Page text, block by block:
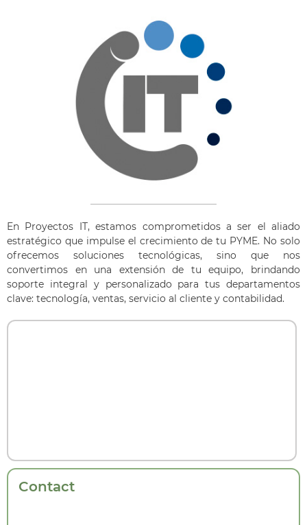
En Proyectos IT, estamos comprometidos a ser el aliado
estratégico que impulse el crecimiento de tu PYME. No solo
ofrecemos soluciones tecnológicas, sino que nos
convertimos en una extensión de tu equipo, brindando
soporte integral y personalizado para tus departamentos
clave: tecnología, ventas, servicio al cliente y contabilidad.
Contact